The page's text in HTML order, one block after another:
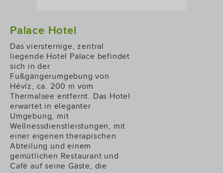
Palace Hotel
Das viersternige, zentral
liegende Hotel Palace befindet
sich in der
Fußgängerumgebung von
Hévíz, ca. 200 m vom
Thermalsee entfernt. Das Hotel
erwartet in eleganter
Umgebung, mit
Wellnessdienstleistungen, mit
einer eigenen therapischen
Abteilung und einem
gemütlichen Restaurant und
Café auf seine Gäste, die